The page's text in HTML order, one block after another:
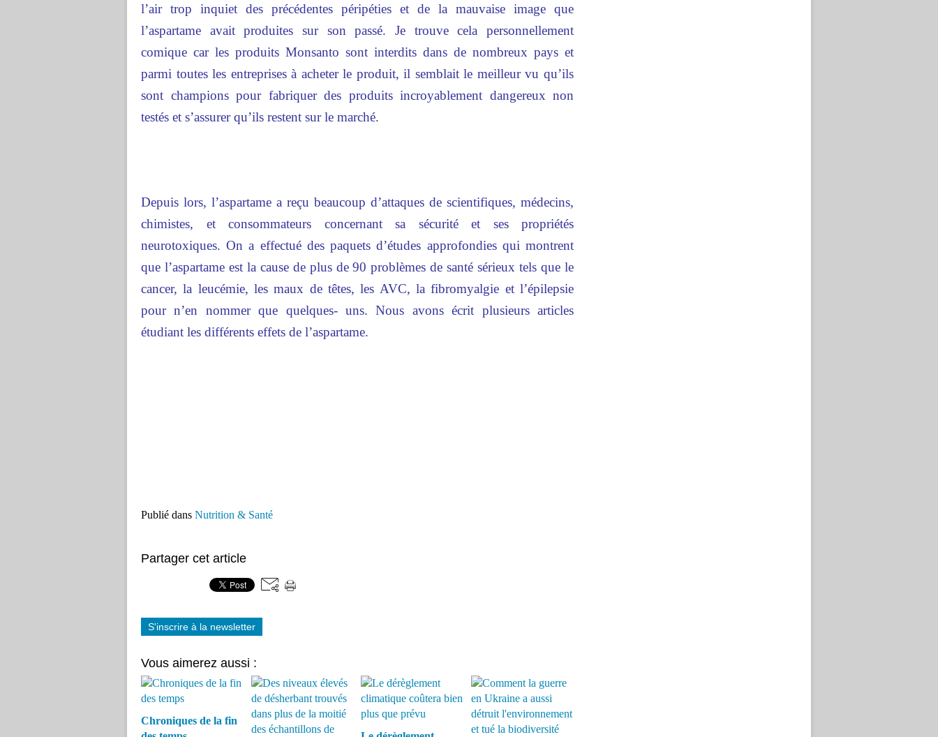
l’air trop inquiet des précédentes péripéties et de la mauvaise image que
l’aspartame avait produites sur son passé. Je trouve cela personnellement
comique car les produits Monsanto sont interdits dans de nombreux pays et
parmi toutes les entreprises à acheter le produit, il semblait le meilleur vu qu’ils
sont champions pour fabriquer des produits incroyablement dangereux non
testés et s’assurer qu’ils restent sur le marché.
Depuis lors, l’aspartame a reçu beaucoup d’attaques de scientifiques, médecins,
chimistes, et consommateurs concernant sa sécurité et ses propriétés
neurotoxiques. On a effectué des paquets d’études approfondies qui montrent
que l’aspartame est la cause de plus de 90 problèmes de santé sérieux tels que le
cancer, la leucémie, les maux de têtes, les AVC, la fibromyalgie et l’épilepsie
pour n’en nommer que quelques- uns. Nous avons écrit plusieurs articles
étudiant les différents effets de l’aspartame.
Publié dans Nutrition & Santé
Partager cet article
S'inscrire à la newsletter
Vous aimerez aussi :
Chroniques de la fin